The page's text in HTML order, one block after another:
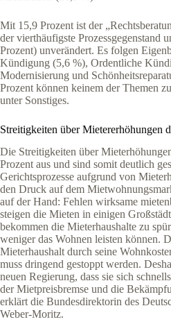
Mit 15,9 Prozent ist der
der vierthäufigste Prozessgegenstand
Prozent) unverändert. Es folgen
Kündigung (5,6 %), Ordentliche
Modernisierung und
Prozent können keinem der Themen
unter Sonstiges.
Streitigkeiten über Mietererhöhungen
Die Streitigkeiten über
Prozent aus und sind somit deutlich
Gerichtsprozesse aufgrund von
den Druck auf dem
auf der Hand: Fehlen wirksame
steigen die Mieten in einigen
bekommen die Mieterhaushalte zu
weniger das Wohnen leisten können.
Mieterhaushalt durch seine
muss dringend gestoppt werden.
neuen Regierung, dass sie sich
der Mietpreisbremse und die
erklärt die Bundesdirektorin des
Weber-Moritz.